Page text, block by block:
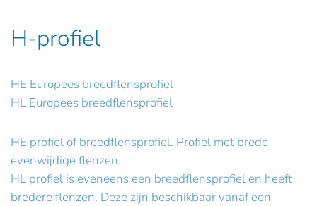
H-profiel
HE Europees breedflensprofiel
HL Europees breedflensprofiel
HE profiel of breedflensprofiel. Profiel met brede
evenwijdige flenzen.
HL profiel is eveneens een breedflensprofiel en heeft
bredere flenzen. Deze zijn beschikbaar vanaf een